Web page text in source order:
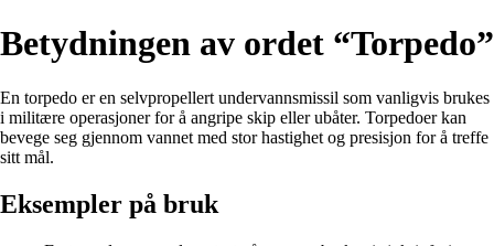
Betydningen av ordet “Torpedo”
En torpedo er en selvpropellert undervannsmissil som vanligvis brukes
i militære operasjoner for å angripe skip eller ubåter. Torpedoer kan
bevege seg gjennom vannet med stor hastighet og presisjon for å treffe
sitt mål.
Eksempler på bruk